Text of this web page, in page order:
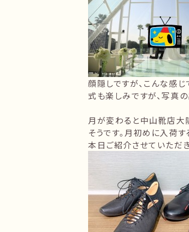
顔隠しですが、こんな感じ
式も楽しみですが、写真
月が変わると中山靴店大
そうです。月初めに入荷
本日ご紹介させていただ